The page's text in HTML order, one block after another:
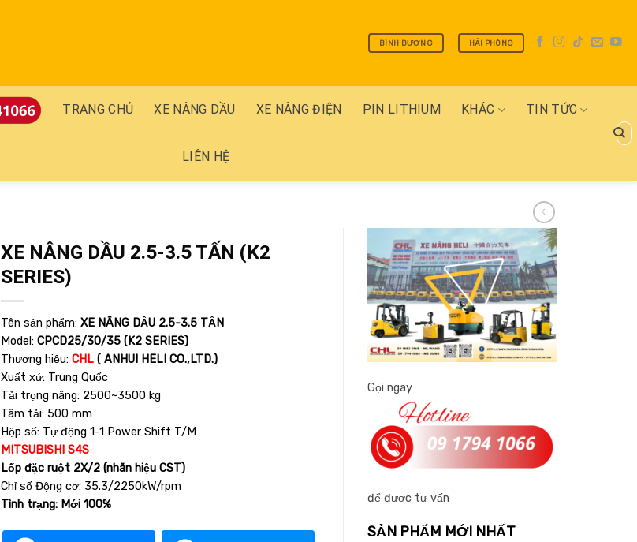
BÌNH DƯƠNG HẢI PHÒNG
TRANG CHỦ XE NÂNG DẦU XE NÂNG ĐIỆN PIN LITHIUM KHÁC TIN TỨC
LIÊN HỆ
Tìm
Gọi ngay
để được tư vấn
SẢN PHẨM MỚI NHẤT
XE NÂNG DẦU 2.5-3.5 TẤN (K2
SERIES)
Tên sản phẩm: XE NÂNG DẦU 2.5-3.5 TẤN
Model: CPCD25/30/35 (K2 SERIES)
Thương hiệu: CHL( ANHUI HELI CO.,LTD.)
Xuất xứ: Trung Quốc
Tải trọng nâng: 2500~3500 kg
Tâm tải: 500 mm
Hộp số: Tự động 1-1 Power Shift T/M
MITSUBISHI S4S
Lốp đặc ruột 2X/2 (nhãn hiệu CST)
Chỉ số Động cơ: 35.3/2250kW/rpm
Tình trạng: Mới 100%